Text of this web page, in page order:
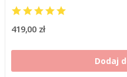
419,00 zł
Dodaj